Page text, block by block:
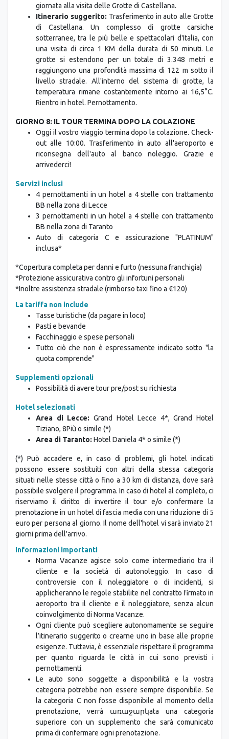
giornata alla visita delle Grotte di Castellana.
Itinerario suggerito: Trasferimento in auto alle Grotte
di Castellana. Un complesso di grotte carsiche
sotterranee, tra le più belle e spettacolari d'Italia, con
una visita di circa 1 KM della durata di 50 minuti. Le
grotte si estendono per un totale di 3.348 metri e
raggiungono una profondità massima di 122 m sotto il
livello stradale. All'interno del sistema di grotte, la
temperatura rimane costantemente intorno ai 16,5°C.
Rientro in hotel. Pernottamento.
GIORNO 8: IL TOUR TERMINA DOPO LA COLAZIONE
Oggi il vostro viaggio termina dopo la colazione. Check-
out alle 10:00. Trasferimento in auto all'aeroporto e
riconsegna dell'auto al banco noleggio. Grazie e
arrivederci!
Servizi inclusi
4 pernottamenti in un hotel a 4 stelle con trattamento
BB nella zona di Lecce
3 pernottamenti in un hotel a 4 stelle con trattamento
BB nella zona di Taranto
Auto di categoria C e assicurazione "PLATINUM"
inclusa*
*Copertura completa per danni e furto (nessuna franchigia)
*Protezione assicurativa contro gli infortuni personali
*Inoltre assistenza stradale (rimborso taxi fino a €120)
La tariffa non include
Tasse turistiche (da pagare in loco)
Pasti e bevande
Facchinaggio e spese personali
Tutto ciò che non è espressamente indicato sotto "la
quota comprende"
Supplementi opzionali
Possibilità di avere tour pre/post su richiesta
Hotel selezionati
Area di Lecce: Grand Hotel Lecce 4*, Grand Hotel
Tiziano, 8Più o simile (*)
Area di Taranto: Hotel Daniela 4* o simile (*)
(*) Può accadere e, in caso di problemi, gli hotel indicati
possono essere sostituiti con altri della stessa categoria
situati nelle stesse città o fino a 30 km di distanza, dove sarà
possibile svolgere il programma. In caso di hotel al completo, ci
riserviamo il diritto di invertire il tour e/o confermare la
prenotazione in un hotel di fascia media con una riduzione di 5
euro per persona al giorno. Il nome dell'hotel vi sarà inviato 21
giorni prima dell'arrivo.
Informazioni importanti
Norma Vacanze agisce solo come intermediario tra il
cliente e la società di autonoleggio. In caso di
controversie con il noleggiatore o di incidenti, si
applicheranno le regole stabilite nel contratto firmato in
aeroporto tra il cliente e il noleggiatore, senza alcun
coinvolgimento di Norma Vacanze.
Ogni cliente può scegliere autonomamente se seguire
l’itinerario suggerito o crearne uno in base alle proprie
esigenze. Tuttavia, è essenziale rispettare il programma
per quanto riguarda le città in cui sono previsti i
pernottamenti.
Le auto sono soggette a disponibilità e la vostra
categoria potrebbe non essere sempre disponibile. Se
la categoria C non fosse disponibile al momento della
prenotazione, verrà առաջարկata una categoria
superiore con un supplemento che sarà comunicato
prima di confermare ogni prenotazione.